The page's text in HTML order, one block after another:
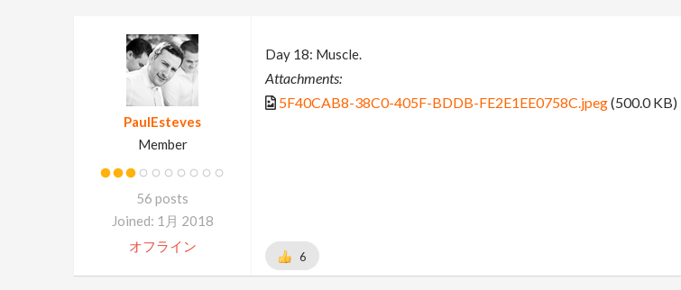
PaulEsteves
Member
56 posts
Joined: 1月 2018
オフライン
Day 18: Muscle.
Attachments:
5F40CAB8-38C0-405F-BDDB-FE2E1EE0758C.jpeg(500.0 KB)
6